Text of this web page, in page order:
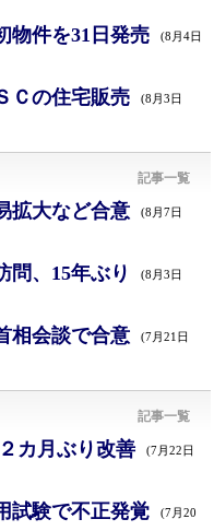
物件を31日発売 (8月4日
Ｃの住宅販売 (8月3日
記事一覧
拡大など合意 (8月7日
問、15年ぶり (8月3日
相会談で合意 (7月21日
記事一覧
カ月ぶり改善 (7月22日
試験で不正発覚
(7月20